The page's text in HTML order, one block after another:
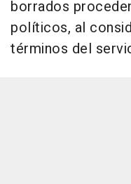
borrados
políticos, al
términos del